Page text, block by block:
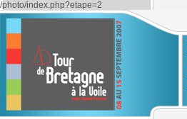
/photo/index.php?etape=2